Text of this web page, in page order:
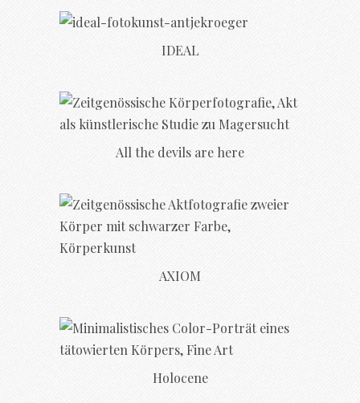
IDEAL
All the devils are here
AXIOM
Holocene